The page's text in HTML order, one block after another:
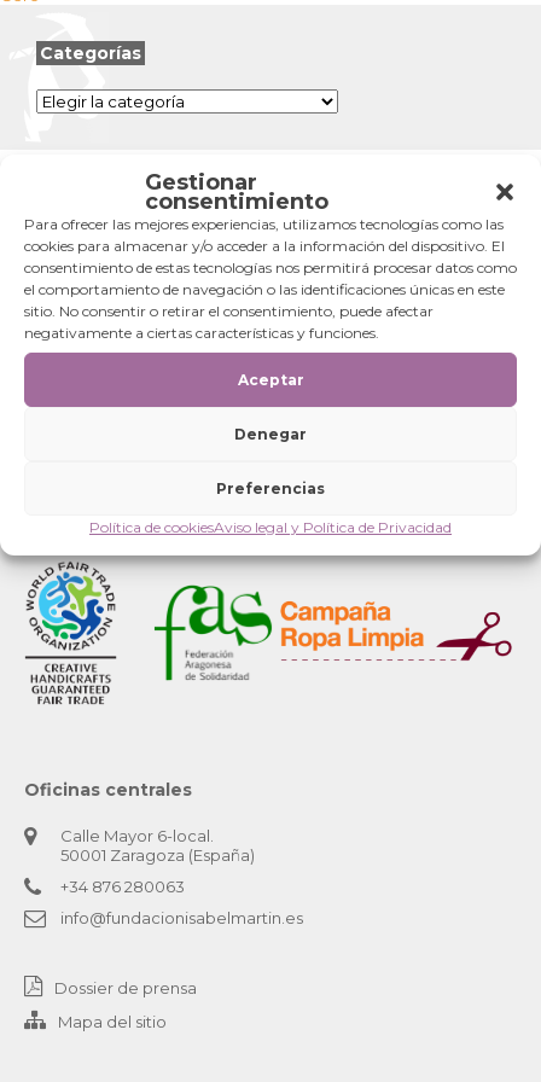
Gestionar
consentimiento
Para ofrecer las mejores experiencias, utilizamos tecnologías como las
cookies para almacenar y/o acceder a la información del dispositivo. El
consentimiento de estas tecnologías nos permitirá procesar datos como
el comportamiento de navegación o las identificaciones únicas en este
sitio. No consentir o retirar el consentimiento, puede afectar
negativamente a ciertas características y funciones.
Aceptar
Denegar
Preferencias
Política de cookiesAviso legal y Política de Privacidad
Categorías
Categorías
Oficinas centrales
Calle Mayor 6-local.
50001 Zaragoza (España)
+34 876 280063
info@fundacionisabelmartin.es
Dossier de prensa
Mapa del sitio